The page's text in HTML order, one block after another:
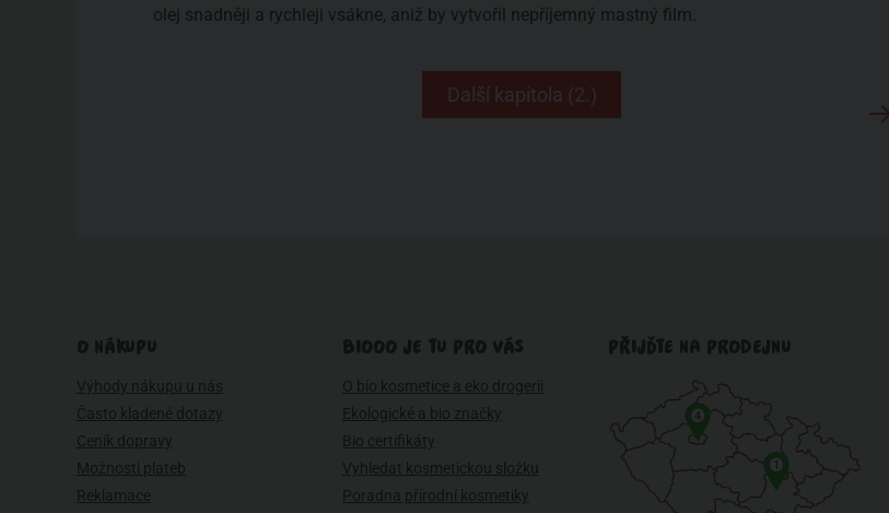
olej snadněji a rychleji vsákne, aniž by vytvořil nepříjemný mastný film.
Další kapitola (2.)
O NÁKUPU
Výhody nákupu u nás
Často kladené dotazy
Ceník dopravy
Možnosti plateb
Reklamace
BIOOO JE TU PRO VÁS
O bio kosmetice a eko drogerii
Ekologické a bio značky
Bio certifikáty
Vyhledat kosmetickou složku
Poradna přírodní kosmetiky
PŘIJĎTE NA PRODEJNU
1
4